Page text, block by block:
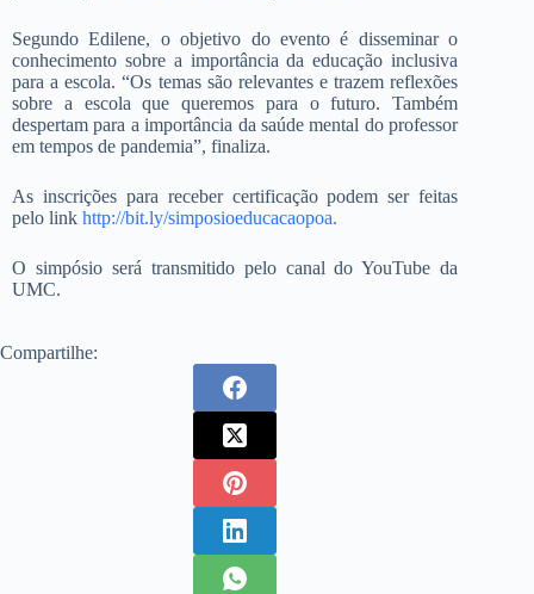
Segundo Edilene, o objetivo do evento é disseminar o
conhecimento sobre a importância da educação inclusiva
para a escola. “Os temas são relevantes e trazem reflexões
sobre a escola que queremos para o futuro. Também
despertam para a importância da saúde mental do professor
em tempos de pandemia”, finaliza.
As inscrições para receber certificação podem ser feitas
pelo link http://bit.ly/simposioeducacaopoa.
O simpósio será transmitido pelo canal do YouTube da
UMC.
Compartilhe: